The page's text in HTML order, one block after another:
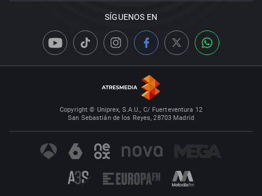
SÍGUENOS EN
Copyright © Uniprex, S.A.U., C/ Fuerteventura 12
San Sebastián de los Reyes, 28703 Madrid